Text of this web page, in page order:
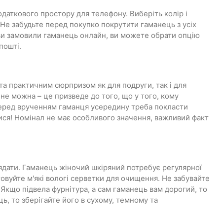
простору для телефону. Виберіть колір і
забудьте перед покупко покрутити гаманець з усіх
замовили гаманець онлайн, ви можете обрати опцію
практичним сюрпризом як для подруги, так і для
можна – це призведе до того, що у того, кому
врученням гаманця усередину треба покласти
Номінал не має особливого значення, важливий факт
Гаманець жіночий шкіряний потребує регулярної
м'які вологі серветки для очищення. Не забувайте
підвела фурнітура, а сам гаманець вам дорогий, то
то зберігайте його в сухому, темному та